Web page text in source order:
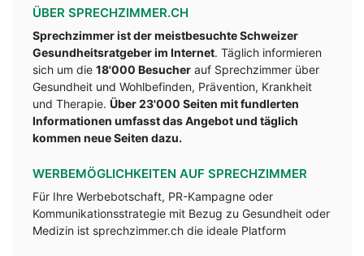
ÜBER SPRECHZIMMER.CH
Sprechzimmer ist der meistbesuchte Schweizer
Gesundheitsratgeber im Internet. Täglich informieren
sich um die 18'000 Besucher auf Sprechzimmer über
Gesundheit und Wohlbefinden, Prävention, Krankheit
und Therapie. Über 23'000 Seiten mit fundlerten
Informationen umfasst das Angebot und täglich
kommen neue Seiten dazu.
WERBEMÖGLICHKEITEN AUF SPRECHZIMMER
Für Ihre Werbebotschaft, PR-Kampagne oder
Kommunikationsstrategie mit Bezug zu Gesundheit oder
Medizin ist sprechzimmer.ch die ideale Platform